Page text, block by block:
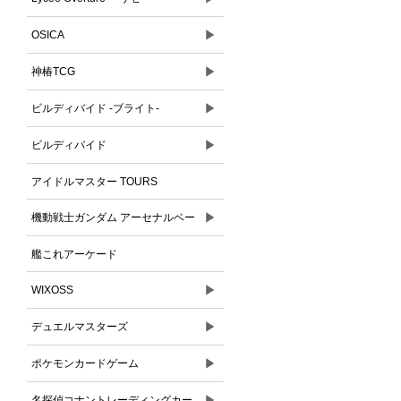
OSICA ▶
神椿TCG ▶
ビルディバイド -ブライト- ▶
ビルディバイド ▶
アイドルマスター TOURS
機動戦士ガンダム アーセナルベー
ス
▶
艦これアーケード
WIXOSS ▶
デュエルマスターズ ▶
ポケモンカードゲーム ▶